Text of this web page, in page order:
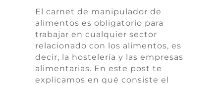
El carnet de manipulador de
alimentos es obligatorio para
trabajar en cualquier sector
relacionado con los alimentos, es
decir, la hostelería y las empresas
alimentarias. En este post te
explicamos en qué consiste el